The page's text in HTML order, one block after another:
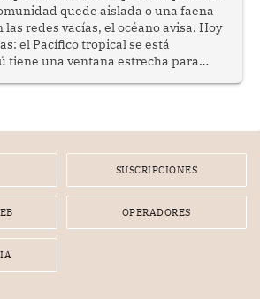
quede aislada o una faena
las redes vacías, el océano avisa. Hoy
el Pacífico tropical se está
tiene una ventana estrecha para
SUSCRIPCIONES
OPERADORES